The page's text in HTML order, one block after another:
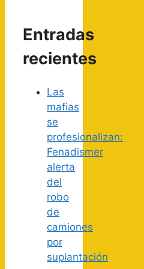
Entradas
recientes
Las
mafias
se
profesionalizan:
Fenadismer
alerta
del
robo
de
camiones
por
suplantación